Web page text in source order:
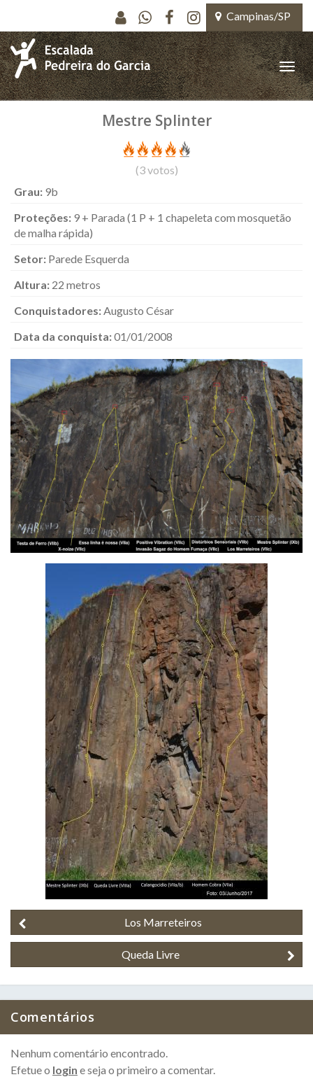
Pular para o conteúdo principal
Campinas/SP
Toggle
Mestre Splinter
(3votos)
Grau: 9b
Proteções: 9 + Parada (1 P + 1 chapeleta com mosquetão
de malha rápida)
Setor: Parede Esquerda
Altura: 22 metros
Conquistadores:Augusto César
Data da conquista:01/01/2008
Los Marreteiros
Queda Livre
Comentários
Nenhum comentário encontrado.
Efetue o login e seja o primeiro a comentar.